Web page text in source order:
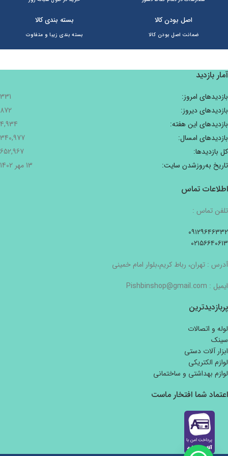
اصل بودن کالا
ضمانت اصل بودن کالا
بسته بندی کالا
بسته بندی زیبا و متفاوت
آمار بازدید
بازدیدهای امروز:
331
بازدیدهای دیروز:
872
بازدیدهای این هفته:
4,934
بازدیدهای امسال:
340,977
کل بازدیدها:
652,967
تاریخ به‌روزشدن سایت:
13 مهر 1402
اطلاعات تماس
تلفن تماس :
۰۹۱۲۹۶۴۶۳۳۲
۰۲۱۵۶۶۴۰۶۱۳
آدرس : تهران، رباط کریم،بلوار امام خمینی
ایمیل : Pishbinshop@gmail.com
پربازدیدترین
لوله و اتصالات
سینک
ابزار آلات دستی
لوازم الکتریکی
لوازم بهداشتی و ساختمانی
اعتماد شما افتخار ماست